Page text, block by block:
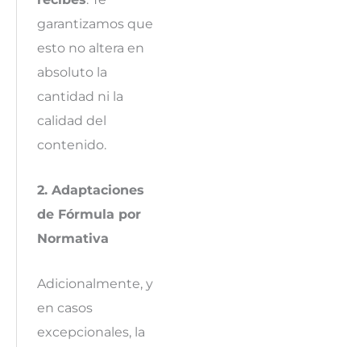
garantizamos que
esto no altera en
absoluto la
cantidad ni la
calidad del
contenido.
2. Adaptaciones
de Fórmula por
Normativa
Adicionalmente, y
en casos
excepcionales, la